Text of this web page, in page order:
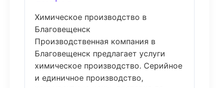
Химическое производство в
Благовещенск
Производственная компания в
Благовещенск предлагает услуги
химическое производство. Серийное
и единичное производство,